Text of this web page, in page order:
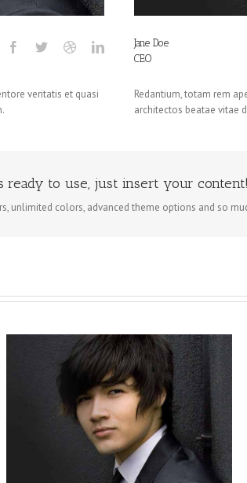
veritatis et quasi
Jane Doe
CEO
Redantium, totam rem
architectos beatae vitae
ready to use, just insert your content!
unlimited colors, advanced theme options and so